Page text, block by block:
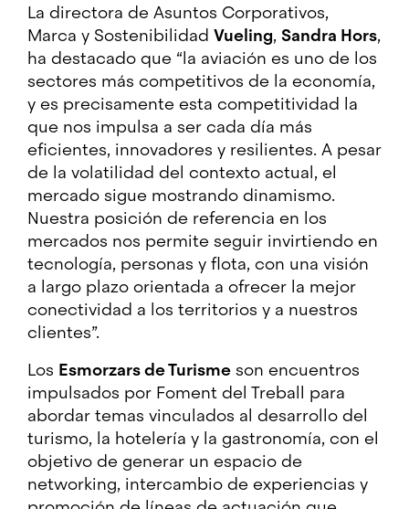
La directora de Asuntos Corporativos,
Marca y Sostenibilidad Vueling, Sandra Hors,
ha destacado que “la aviación es uno de los
sectores más competitivos de la economía,
y es precisamente esta competitividad la
que nos impulsa a ser cada día más
eficientes, innovadores y resilientes. A pesar
de la volatilidad del contexto actual, el
mercado sigue mostrando dinamismo.
Nuestra posición de referencia en los
mercados nos permite seguir invirtiendo en
tecnología, personas y flota, con una visión
a largo plazo orientada a ofrecer la mejor
conectividad a los territorios y a nuestros
clientes”.
Los Esmorzars de Turisme son encuentros
impulsados por Foment del Treball para
abordar temas vinculados al desarrollo del
turismo, la hotelería y la gastronomía, con el
objetivo de generar un espacio de
networking, intercambio de experiencias y